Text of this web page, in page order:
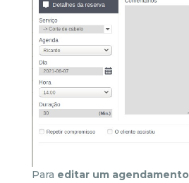
Para editar um agendamento